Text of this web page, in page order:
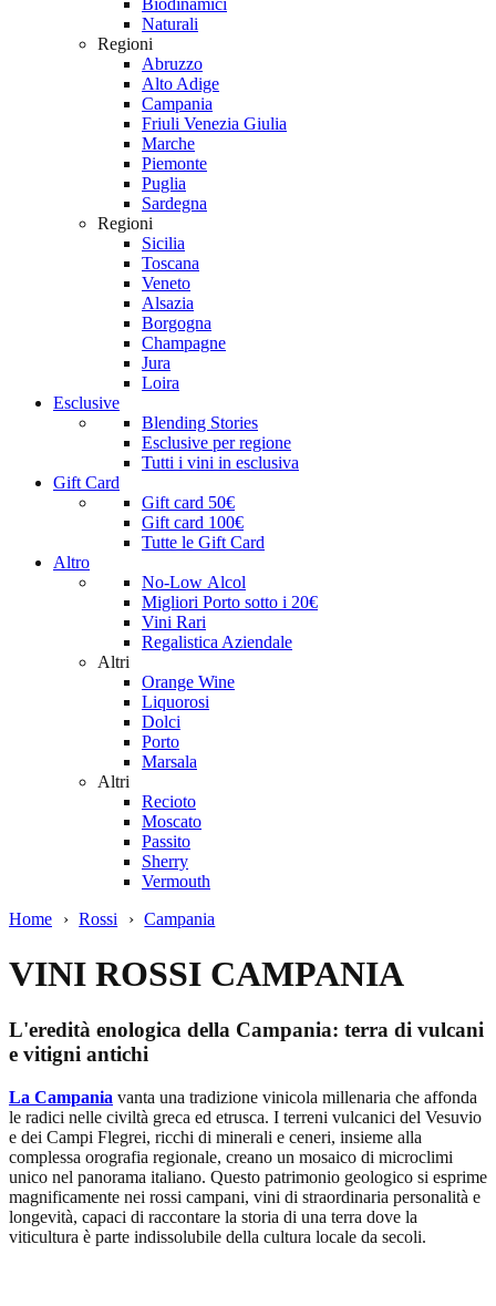
Biodinamici
Naturali
Regioni
Abruzzo
Alto Adige
Campania
Friuli Venezia Giulia
Marche
Piemonte
Puglia
Sardegna
Regioni
Sicilia
Toscana
Veneto
Alsazia
Borgogna
Champagne
Jura
Loira
Esclusive
Blending Stories
Esclusive per regione
Tutti i vini in esclusiva
Gift Card
Gift card 50€
Gift card 100€
Tutte le Gift Card
Altro
No-Low Alcol
Migliori Porto sotto i 20€
Vini Rari
Regalistica Aziendale
Altri
Orange Wine
Liquorosi
Dolci
Porto
Marsala
Altri
Recioto
Moscato
Passito
Sherry
Vermouth
Home
› Rossi › Campania
VINI ROSSI CAMPANIA
L'eredità enologica della Campania: terra di vulcani
e vitigni antichi
La Campania vanta una tradizione vinicola millenaria che affonda
le radici nelle civiltà greca ed etrusca. I terreni vulcanici del Vesuvio
e dei Campi Flegrei, ricchi di minerali e ceneri, insieme alla
complessa orografia regionale, creano un mosaico di microclimi
unico nel panorama italiano. Questo patrimonio geologico si esprime
magnificamente nei rossi campani, vini di straordinaria personalità e
longevità, capaci di raccontare la storia di una terra dove la
viticultura è parte indissolubile della cultura locale da secoli.